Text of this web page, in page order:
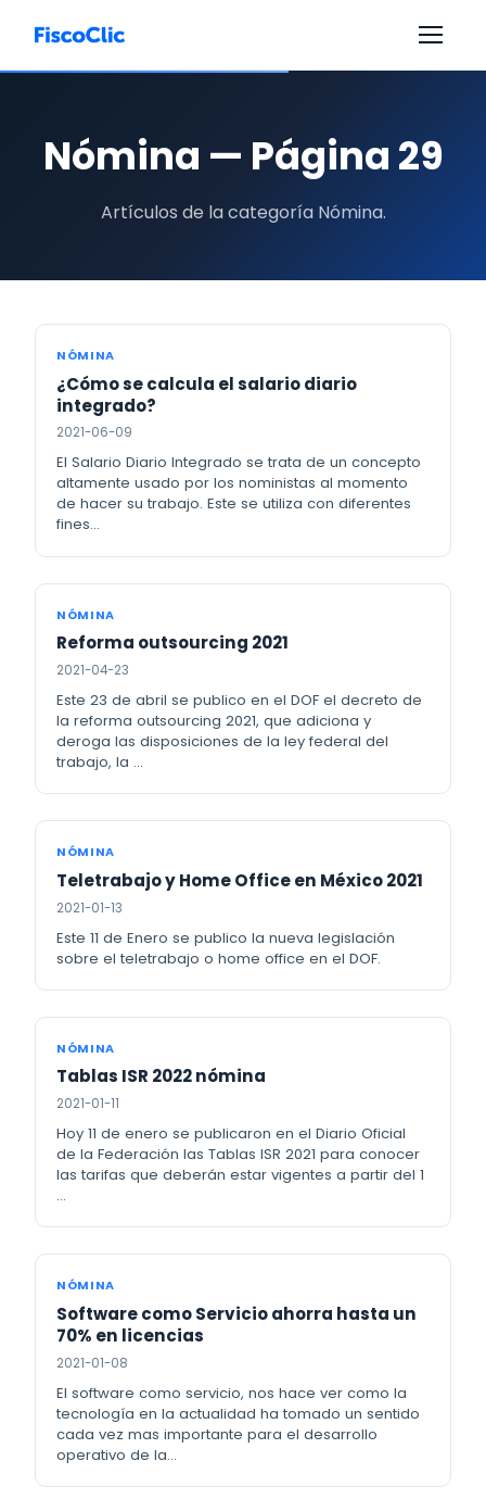
Nómina — Página 29
Artículos de la categoría Nómina.
NÓMINA
¿Cómo se calcula el salario diario
integrado?
2021-06-09
El Salario Diario Integrado se trata de un concepto
altamente usado por los noministas al momento
de hacer su trabajo. Este se utiliza con diferentes
fines…
NÓMINA
Reforma outsourcing 2021
2021-04-23
Este 23 de abril se publico en el DOF el decreto de
la reforma outsourcing 2021, que adiciona y
deroga las disposiciones de la ley federal del
trabajo, la …
NÓMINA
Teletrabajo y Home Office en México 2021
2021-01-13
Este 11 de Enero se publico la nueva legislación
sobre el teletrabajo o home office en el DOF.
NÓMINA
Tablas ISR 2022 nómina
2021-01-11
Hoy 11 de enero se publicaron en el Diario Oficial
de la Federación las Tablas ISR 2021 para conocer
las tarifas que deberán estar vigentes a partir del 1
…
NÓMINA
Software como Servicio ahorra hasta un
70% en licencias
2021-01-08
El software como servicio, nos hace ver como la
tecnología en la actualidad ha tomado un sentido
cada vez mas importante para el desarrollo
operativo de la…